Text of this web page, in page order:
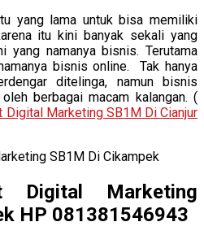
yang lama untuk bisa memiliki
itu kini banyak sekali yang
yang namanya bisnis. Terutama
bisnis online. Tak hanya
ditelinga, namun bisnis
berbagai macam kalangan. (
Digital Marketing SB1M Di Cianjur
Digital Marketing
HP 081381546943